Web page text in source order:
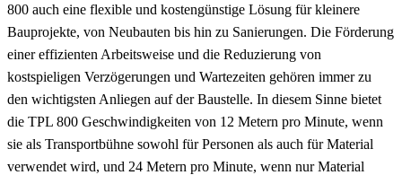
800 auch eine flexible und kostengünstige Lösung für kleinere
Bauprojekte, von Neubauten bis hin zu Sanierungen. Die Förderung
einer effizienten Arbeitsweise und die Reduzierung von
kostspieligen Verzögerungen und Wartezeiten gehören immer zu
den wichtigsten Anliegen auf der Baustelle. In diesem Sinne bietet
die TPL 800 Geschwindigkeiten von 12 Metern pro Minute, wenn
sie als Transportbühne sowohl für Personen als auch für Material
verwendet wird, und 24 Metern pro Minute, wenn nur Material